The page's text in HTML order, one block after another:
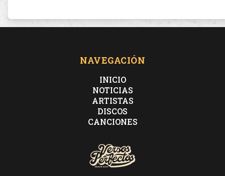
NAVEGACIÓN
INICIO
NOTICIAS
ARTISTAS
DISCOS
CANCIONES